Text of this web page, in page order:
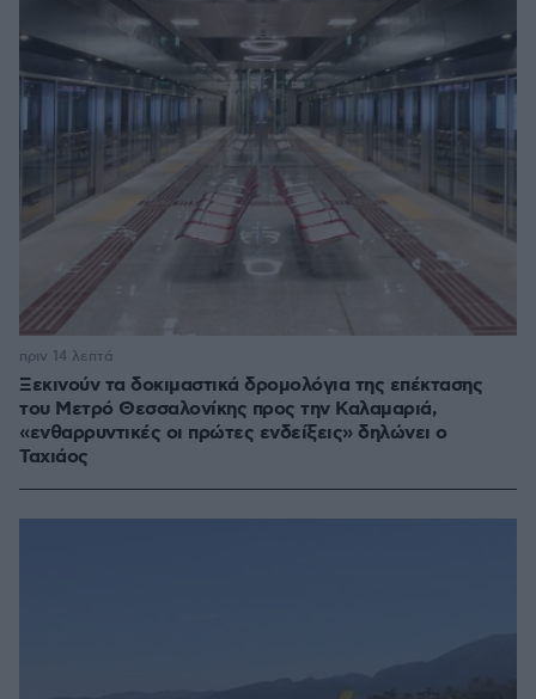
Ξεκινούν τα δοκιμαστικά δρομολόγια της επέκτασης
του Μετρό Θεσσαλονίκης προς την Καλαμαριά,
«ενθαρρυντικές οι πρώτες ενδείξεις» δηλώνει ο
Ταχιάος
πριν 14 λεπτά